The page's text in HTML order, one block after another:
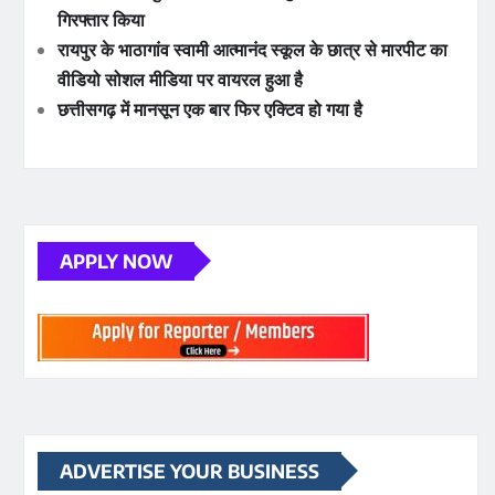
गिरफ्तार किया
रायपुर के भाठागांव स्वामी आत्मानंद स्कूल के छात्र से मारपीट का
वीडियो सोशल मीडिया पर वायरल हुआ है
छत्तीसगढ़ में मानसून एक बार फिर एक्टिव हो गया है
APPLY NOW
ADVERTISE YOUR BUSINESS